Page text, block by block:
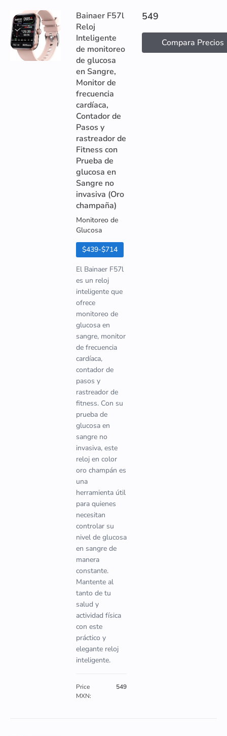
Bainaer F57l
Reloj
Inteligente
de monitoreo
de glucosa
en Sangre,
Monitor de
frecuencia
cardíaca,
Contador de
Pasos y
rastreador de
Fitness con
Prueba de
glucosa en
Sangre no
invasiva (Oro
champaña)
Monitoreo de
Glucosa
$439-$714
El Bainaer F57l
es un reloj
inteligente que
ofrece
monitoreo de
glucosa en
sangre, monitor
de frecuencia
cardíaca,
contador de
pasos y
rastreador de
fitness. Con su
prueba de
glucosa en
sangre no
invasiva, este
reloj en color
oro champán es
una
herramienta útil
para quienes
necesitan
controlar su
nivel de glucosa
en sangre de
manera
constante.
Mantente al
tanto de tu
salud y
actividad física
con este
práctico y
elegante reloj
inteligente.
Price
MXN:
549
549
Compara Precios